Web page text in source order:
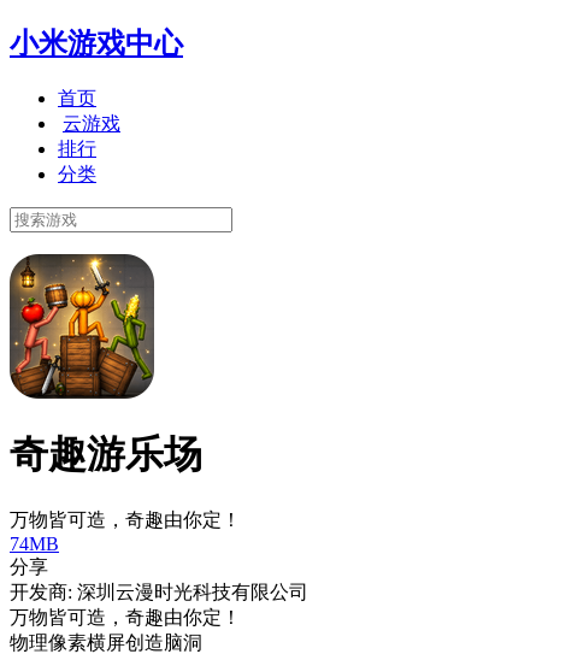
小米游戏中心
首页
云游戏
排行
分类
奇趣游乐场
万物皆可造，奇趣由你定！
74MB
分享
开发商: 深圳云漫时光科技有限公司
万物皆可造，奇趣由你定！
物理像素横屏创造脑洞